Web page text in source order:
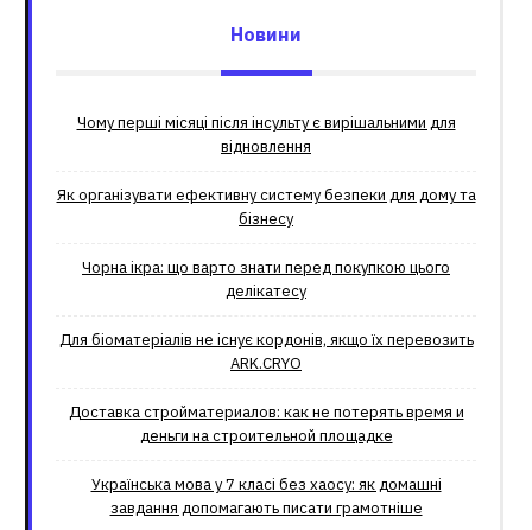
Новини
Чому перші місяці після інсульту є вирішальними для
відновлення
Як організувати ефективну систему безпеки для дому та
бізнесу
Чорна ікра: що варто знати перед покупкою цього
делікатесу
Для біоматеріалів не існує кордонів, якщо їх перевозить
ARK.CRYO
Доставка стройматериалов: как не потерять время и
деньги на строительной площадке
Українська мова у 7 класі без хаосу: як домашні
завдання допомагають писати грамотніше